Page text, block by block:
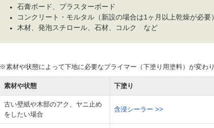
石膏ボード、プラスターボード
コンクリート・モルタル（新設の場合は1ヶ月以上乾燥が必要）
木材、発泡スチロール、石材、コルク など
※素材や状態によって下地に必要なプライマー（下塗り用塗料）が変わり
素材や状態 下塗り
古い壁紙や木部のアク、ヤニ止め
をしたい場合
含浸シーラー >>